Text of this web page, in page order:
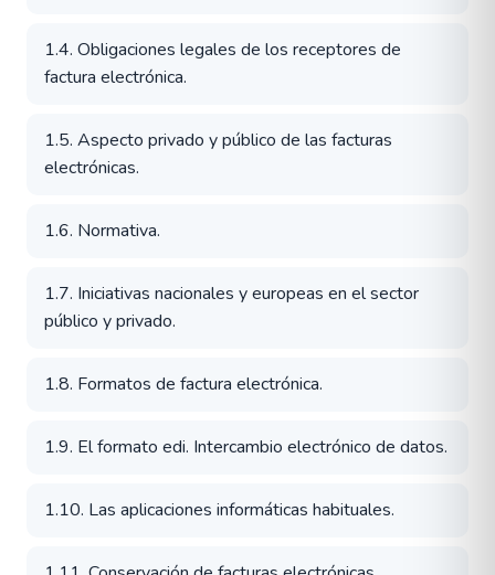
1.4. Obligaciones legales de los receptores de
factura electrónica.
1.5. Aspecto privado y público de las facturas
electrónicas.
1.6. Normativa.
1.7. Iniciativas nacionales y europeas en el sector
público y privado.
1.8. Formatos de factura electrónica.
1.9. El formato edi. Intercambio electrónico de datos.
1.10. Las aplicaciones informáticas habituales.